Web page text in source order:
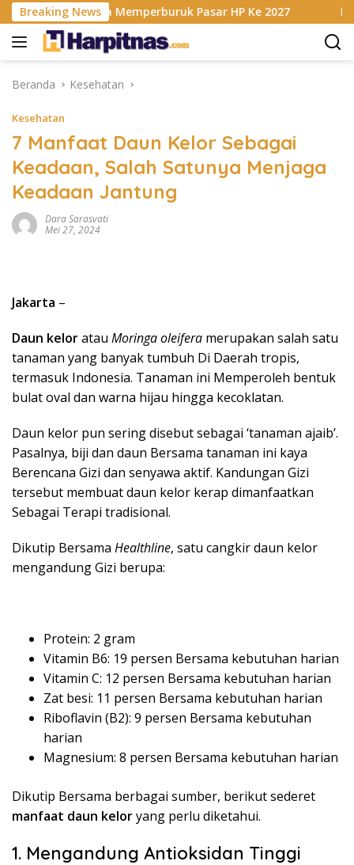
Langsung
ke
konten
Breaking News
Berencana Memperburuk Pasar HP Ke 2027 Dapur
Beranda Kesehatan
Kesehatan
7 Manfaat Daun Kelor Sebagai
Keadaan, Salah Satunya Menjaga
Keadaan Jantung
Dara Sarasvati
Mei 27, 2024
Jakarta –
Daun keloratau Moringa oleifera merupakan salah satu
tanaman yang banyak tumbuh Di Daerah tropis,
termasuk Indonesia. Tanaman ini Memperoleh bentuk
bulat oval dan warna hijau hingga kecoklatan.
Daun kelor pun sering disebut sebagai ‘tanaman ajaib’.
Pasalnya, biji dan daun Bersama tanaman ini kaya
Berencana Gizi dan senyawa aktif. Kandungan Gizi
tersebut membuat daun kelor kerap dimanfaatkan
Sebagai Terapi tradisional.
Dikutip Bersama Healthline, satu cangkir daun kelor
mengandung Gizi berupa:
Protein: 2 gram
Vitamin B6: 19 persen Bersama kebutuhan harian
Vitamin C: 12 persen Bersama kebutuhan harian
Zat besi: 11 persen Bersama kebutuhan harian
Riboflavin (B2): 9 persen Bersama kebutuhan
harian
Magnesium: 8 persen Bersama kebutuhan harian
Dikutip Bersama berbagai sumber, berikut sederet
manfaat daun keloryang perlu diketahui.
1. Mengandung Antioksidan Tinggi